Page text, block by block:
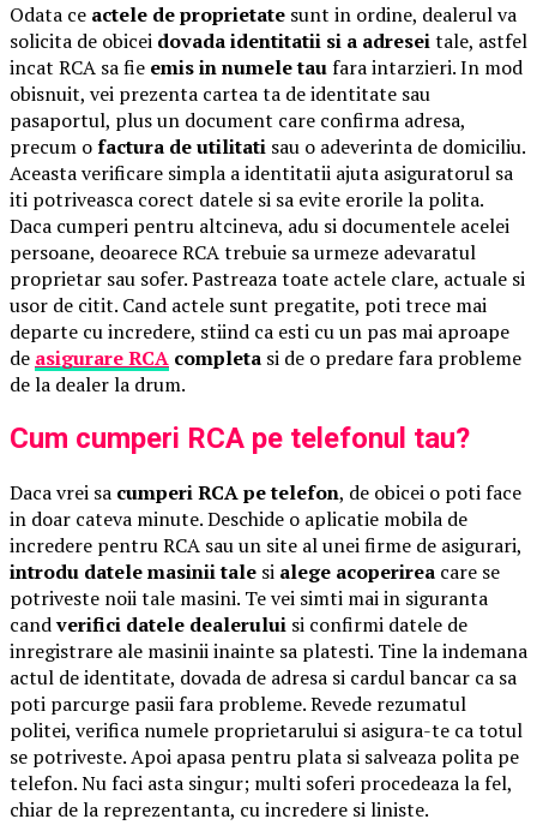
Odata ce actele de proprietate sunt in ordine, dealerul va
solicita de obicei dovada identitatii si a adreseitale, astfel
incat RCA sa fie emis in numele taufara intarzieri. In mod
obisnuit, vei prezenta cartea ta de identitate sau
pasaportul, plus un document care confirma adresa,
precum ofactura de utilitati sau o adeverinta de domiciliu.
Aceasta verificare simpla a identitatii ajuta asiguratorul sa
iti potriveasca corect datele si sa evite erorile la polita.
Daca cumperi pentru altcineva, adu si documentele acelei
persoane, deoarece RCA trebuie sa urmeze adevaratul
proprietar sau sofer. Pastreaza toate actele clare, actuale si
usor de citit. Cand actele sunt pregatite, poti trece mai
departe cu incredere, stiind ca esti cu un pas mai aproape
de asigurare RCA completa si de o predare fara probleme
de la dealer la drum.
Cum cumperi RCA pe telefonul tau?
Daca vrei sa cumperi RCA pe telefon, de obicei o poti face
in doar cateva minute. Deschide o aplicatie mobila de
incredere pentru RCA sau un site al unei firme de asigurari,
introdu datele masinii tale si alege acoperirea care se
potriveste noii tale masini. Te vei simti mai in siguranta
candverifici datele dealerului si confirmi datele de
inregistrare ale masinii inainte sa platesti. Tine la indemana
actul de identitate, dovada de adresa si cardul bancar ca sa
poti parcurge pasii fara probleme. Revede rezumatul
politei, verifica numele proprietarului si asigura-te ca totul
se potriveste. Apoi apasa pentru plata si salveaza polita pe
telefon. Nu faci asta singur; multi soferi procedeaza la fel,
chiar de la reprezentanta, cu incredere si liniste.